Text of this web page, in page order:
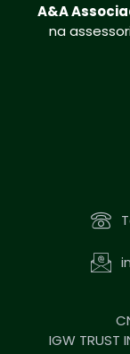
A&A
na
IGW TRUST